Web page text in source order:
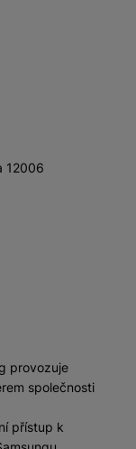
12006
provozuje
společnosti
přístup k